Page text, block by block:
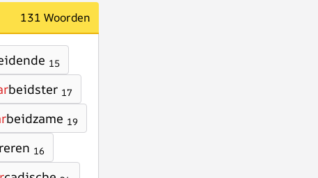
131 Woorden
15
beidster 17
beidzame 19
16